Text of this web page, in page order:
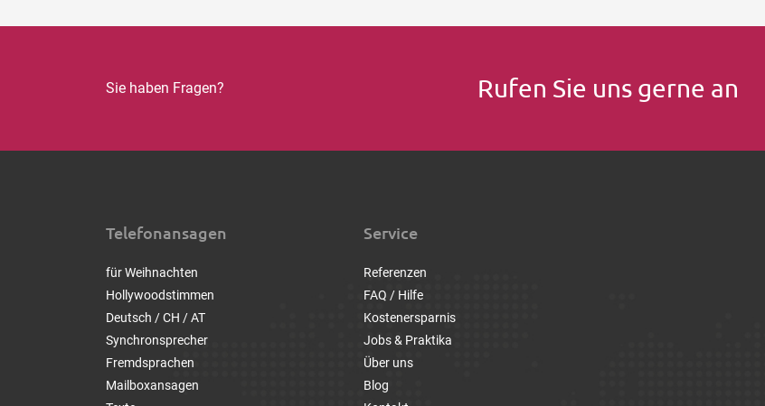
Sie haben Fragen? Rufen Sie uns gerne an
Telefonansagen
für Weihnachten
Hollywoodstimmen
Deutsch / CH / AT
Synchronsprecher
Fremdsprachen
Mailboxansagen
Service
Referenzen
FAQ / Hilfe
Kostenersparnis
Jobs & Praktika
Über uns
Blog